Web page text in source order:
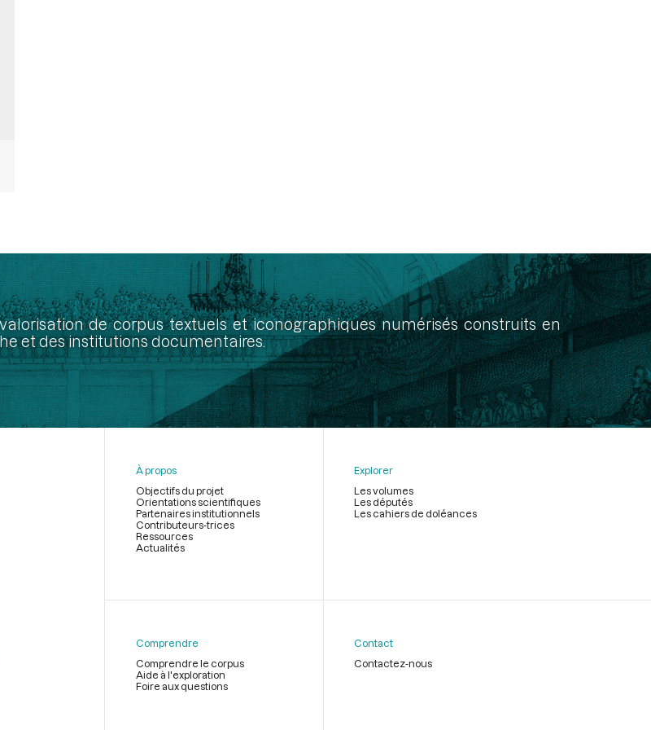
de corpus textuels et iconographiques numérisés construits en
et des institutions documentaires.
page
À propos
Objectifs du projet
Orientations scientifiques
Partenaires institutionnels
Contributeurs-trices
Ressources
Actualités
Explorer
Les volumes
Les députés
Les cahiers de doléances
Comprendre
Comprendre le corpus
Aide à l'exploration
Foire aux questions
Contact
Contactez-nous